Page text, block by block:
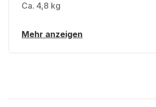
Ca. 4,8 kg
Mehr anzeigen